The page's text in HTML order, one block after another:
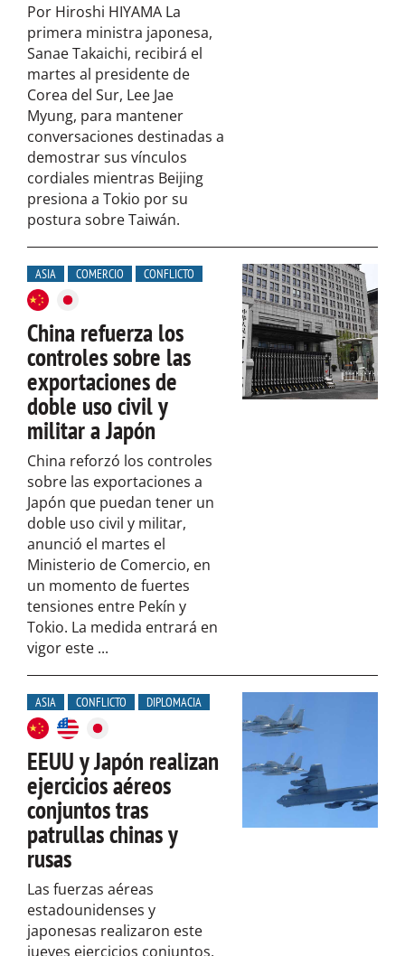
Por Hiroshi HIYAMA La
primera ministra japonesa,
Sanae Takaichi, recibirá el
martes al presidente de
Corea del Sur, Lee Jae
Myung, para mantener
conversaciones destinadas a
demostrar sus vínculos
cordiales mientras Beijing
presiona a Tokio por su
postura sobre Taiwán.
ASIA COMERCIO CONFLICTO
China refuerza los
controles sobre las
exportaciones de
doble uso civil y
militar a Japón
China reforzó los controles
sobre las exportaciones a
Japón que puedan tener un
doble uso civil y militar,
anunció el martes el
Ministerio de Comercio, en
un momento de fuertes
tensiones entre Pekín y
Tokio. La medida entrará en
vigor este ...
ASIA CONFLICTO DIPLOMACIA
EEUU y Japón realizan
ejercicios aéreos
conjuntos tras
patrullas chinas y
rusas
Las fuerzas aéreas
estadounidenses y
japonesas realizaron este
jueves ejercicios conjuntos,